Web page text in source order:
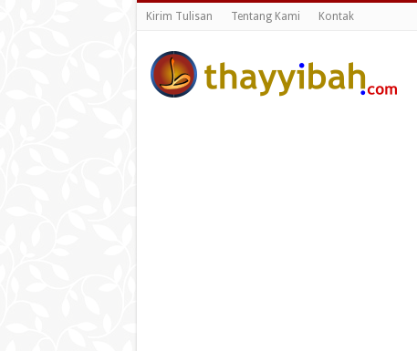
Kirim Tulisan Tentang Kami Kontak